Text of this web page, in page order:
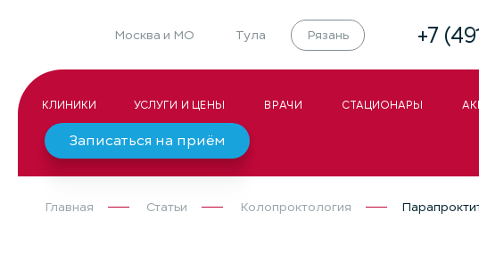
Москва и МО Тула Рязань +7
КЛИНИКИ УСЛУГИ И ЦЕНЫ ВРАЧИ СТАЦИОНАРЫ
Записаться на приём
Главная Статьи Колопроктология